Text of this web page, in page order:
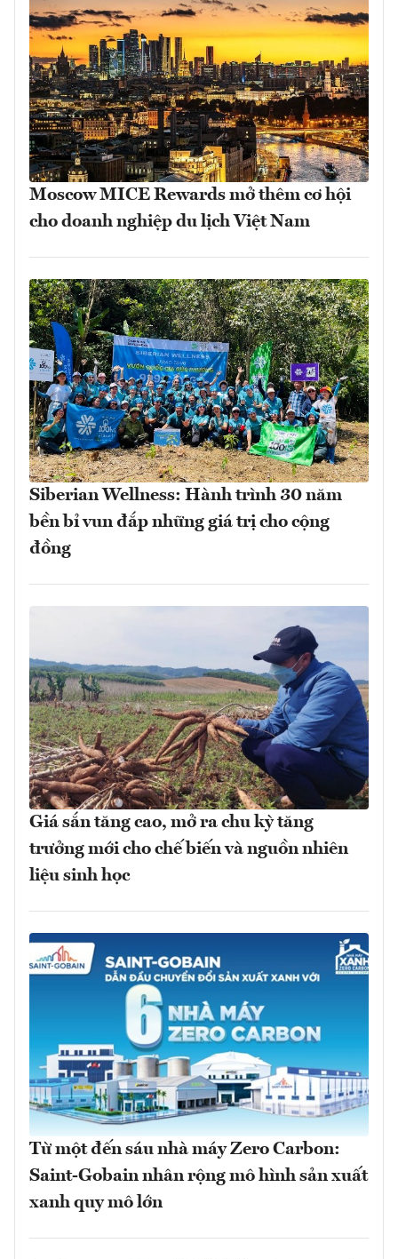
Moscow MICE Rewards mở thêm cơ hội
cho doanh nghiệp du lịch Việt Nam
Siberian Wellness: Hành trình 30 năm
bền bỉ vun đắp những giá trị cho cộng
đồng
Giá sắn tăng cao, mở ra chu kỳ tăng
trưởng mới cho chế biến và nguồn nhiên
liệu sinh học
Từ một đến sáu nhà máy Zero Carbon:
Saint-Gobain nhân rộng mô hình sản xuất
xanh quy mô lớn